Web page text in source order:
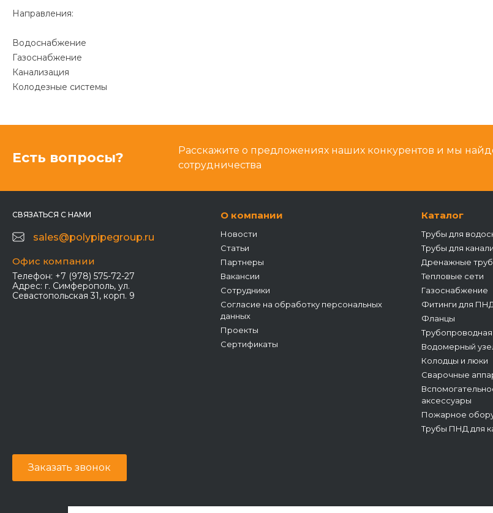
Направления:
Водоснабжение
Газоснабжение
Канализация
Колодезные системы
Есть вопросы?
Расскажите о предложениях наших конкурентов и мы
сотрудничества
СВЯЗАТЬСЯ С НАМИ
sales@polypipegroup.ru
Офис компании
Телефон: +7 (978) 575-72-27
Адрес: г. Симферополь, ул.
Севастопольская 31, корп. 9
О компании
Новости
Статьи
Партнеры
Вакансии
Сотрудники
Согласие на обработку персональных
данных
Проекты
Сертификаты
Каталог
Трубы для
Трубы для
Дренажные
Тепловые сети
Газоснабжение
Фитинги для
Фланцы
Водомерный
Колодцы и люки
Сварочные
аксессуары
Пожарное
Трубы ПНД для
Заказать звонок